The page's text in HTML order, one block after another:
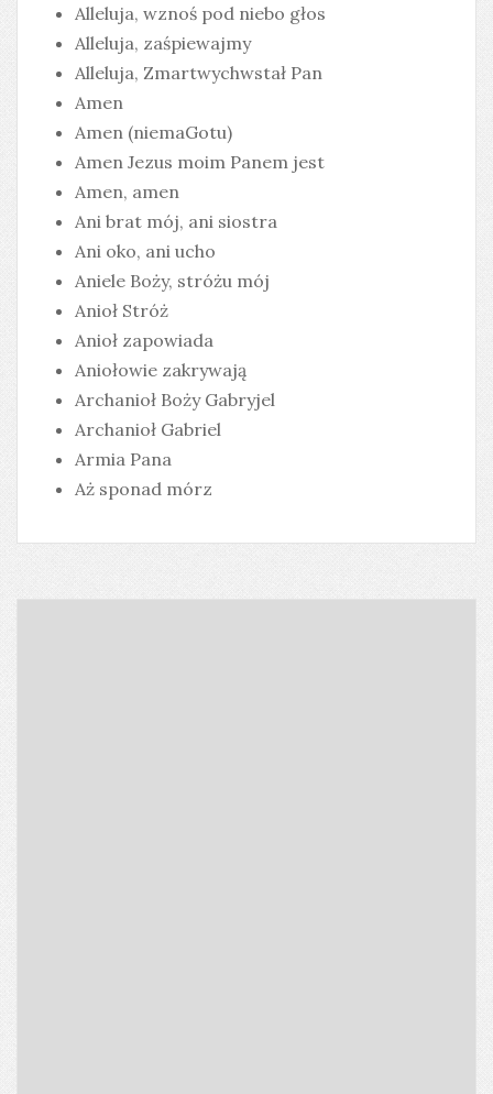
Alleluja, wznoś pod niebo głos
Alleluja, zaśpiewajmy
Alleluja, Zmartwychwstał Pan
Amen
Amen (niemaGotu)
Amen Jezus moim Panem jest
Amen, amen
Ani brat mój, ani siostra
Ani oko, ani ucho
Aniele Boży, stróżu mój
Anioł Stróż
Anioł zapowiada
Aniołowie zakrywają
Archanioł Boży Gabryjel
Archanioł Gabriel
Armia Pana
Aż sponad mórz